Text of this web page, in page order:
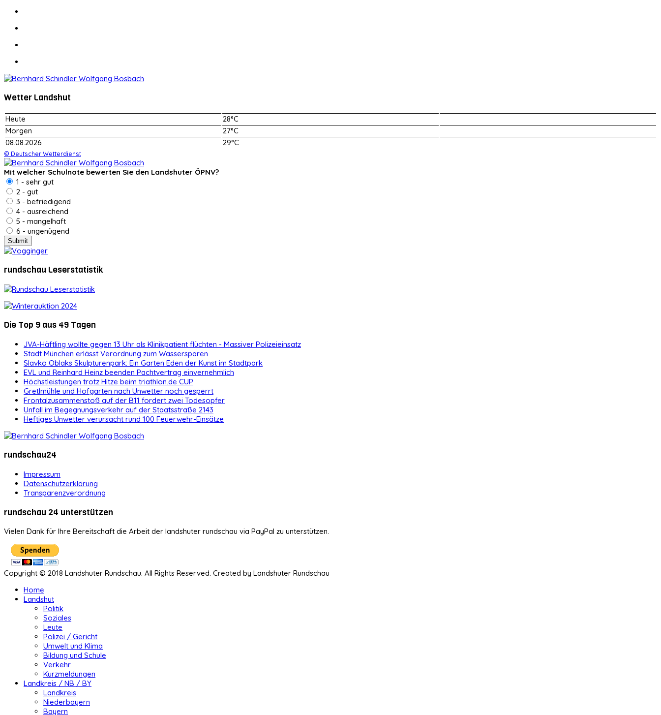
Wetter Landshut
Heute
28°C
Morgen
27°C
08.08.2026
29°C
© Deutscher Wetterdienst
Mit welcher Schulnote bewerten Sie den Landshuter ÖPNV?
1 - sehr gut
2 - gut
3 - befriedigend
4 - ausreichend
5 - mangelhaft
6 - ungenügend
rundschau Leserstatistik
Die Top 9 aus 49 Tagen
JVA-Häftling wollte gegen 13 Uhr als Klinikpatient flüchten - Massiver Polizeieinsatz
Stadt München erlässt Verordnung zum Wassersparen
Slavko Oblaks Skulpturenpark: Ein Garten Eden der Kunst im Stadtpark
EVL und Reinhard Heinz beenden Pachtvertrag einvernehmlich
Höchstleistungen trotz Hitze beim triathlon.de CUP
Gretlmühle und Hofgarten nach Unwetter noch gesperrt
Frontalzusammenstoß auf der B11 fordert zwei Todesopfer
Unfall im Begegnungsverkehr auf der Staatsstraße 2143
Heftiges Unwetter verursacht rund 100 Feuerwehr-Einsätze
rundschau24
Impressum
Datenschutzerklärung
Transparenzverordnung
rundschau 24 unterstützen
Vielen Dank für Ihre Bereitschaft die Arbeit der landshuter rundschau via PayPal zu unterstützen.
Copyright © 2018 Landshuter Rundschau. All Rights Reserved. Created by Landshuter Rundschau
Home
Landshut
Politik
Soziales
Leute
Polizei / Gericht
Umwelt und Klima
Bildung und Schule
Verkehr
Kurzmeldungen
Landkreis / NB / BY
Landkreis
Niederbayern
Bayern